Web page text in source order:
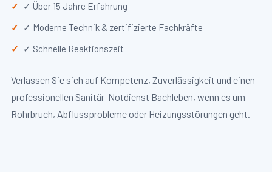
✓ Über 15 Jahre Erfahrung
✓ Moderne Technik & zertifizierte Fachkräfte
✓ Schnelle Reaktionszeit
Verlassen Sie sich auf Kompetenz, Zuverlässigkeit und einen
professionellen Sanitär-Notdienst Bachleben, wenn es um
Rohrbruch, Abflussprobleme oder Heizungsstörungen geht.